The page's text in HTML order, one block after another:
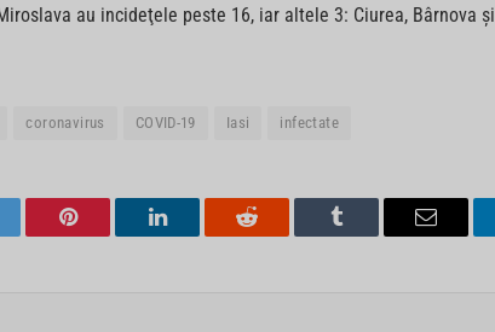
au incideţele peste 16, iar altele 3: Ciurea, Bârnova şi
coronavirus COVID-19 Iasi infectate
Pinterest LinkedIn Reddit Tumblr Email